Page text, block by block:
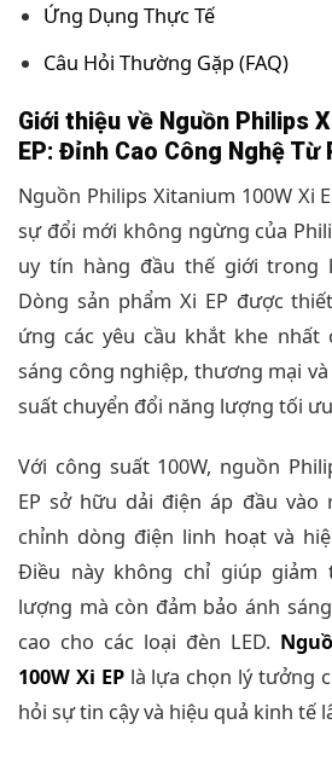
Ứng Dụng Thực Tế
Câu Hỏi Thường Gặp (FAQ)
Giới thiệu về Nguồn Philips
EP: Đỉnh Cao Công Nghệ Từ
Nguồn Philips Xitanium 100W Xi
sự đổi mới không ngừng của
uy tín hàng đầu thế giới trong
Dòng sản phẩm Xi EP được
ứng các yêu cầu khắt khe nhất
sáng công nghiệp, thương mại
suất chuyển đổi năng lượng tối
Với công suất 100W, nguồn
EP sở hữu dải điện áp đầu vào
chỉnh dòng điện linh hoạt và
Điều này không chỉ giúp giảm
lượng mà còn đảm bảo ánh
cao cho các loại đèn LED.
100W Xi EPlà lựa chọn lý tưởng
hỏi sự tin cậy và hiệu quả kinh tế